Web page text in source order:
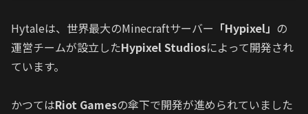
Hytaleは、世界最大のMinecraftサーバー 「Hypixel」 の
運営チームが設立したHypixel Studiosによって開発され
ています。
かつてはRiot Gamesの傘下で開発が進められていました